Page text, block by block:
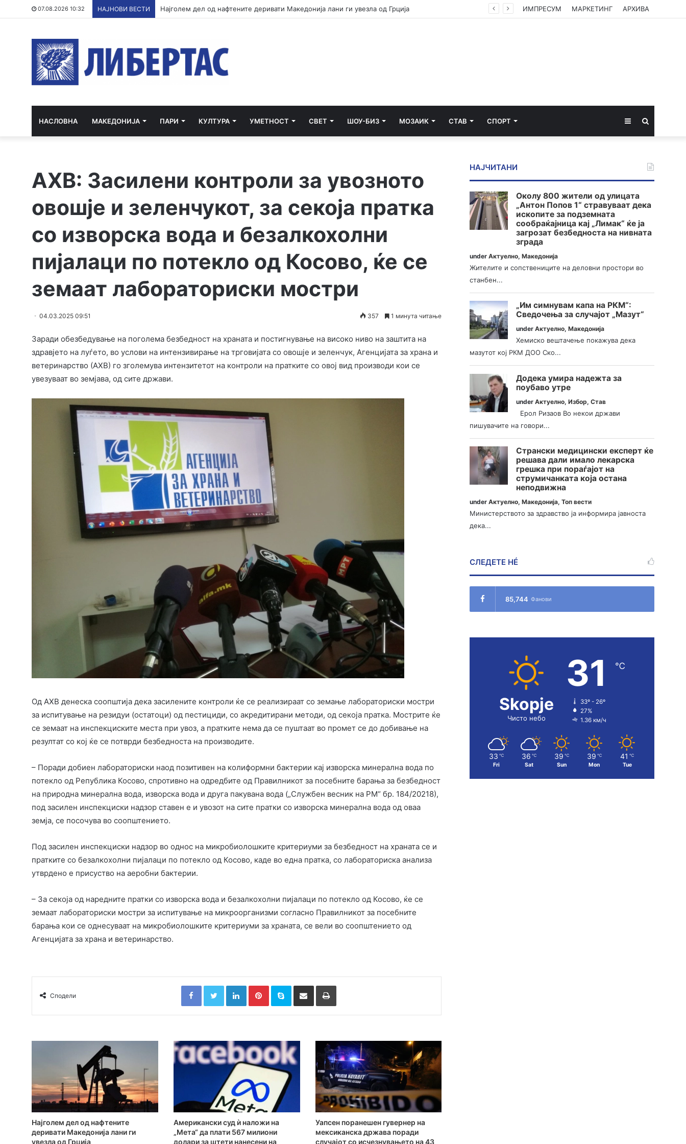
07.08.2026 10:32 НАЈНОВИ ВЕСТИ ИМПРЕСУМ МАРКЕТИНГ АРХИВА
НАСЛОВНА МАКЕДОНИЈА ПАРИ КУЛТУРА УМЕТНОСТ СВЕТ ШОУ-БИЗ МОЗАИК СТАВ СПОРТ Sidebar
АХВ: Засилени контроли за увозното
овошје и зеленчукот, за секоја пратка
со изворска вода и безалкохолни
пијалаци по потекло од Косово, ќе се
земаат лабораториски мостри
04.03.2025 09:51 357 1 минута читање
Заради обезбедување на поголема безбедност на храната и постигнување на високо ниво на заштита на
здравјето на луѓето, во услови на интензивирање на трговијата со овошје и зеленчук, Агенцијата за храна и
ветеринарство (АХВ) го зголемува интензитетот на контроли на пратките со овој вид производи кои се
увезуваат во земјава, од сите држави.
Од АХВ денеска соопштија дека засилените контроли ќе се реализираат со земање лабораториски мостри
за испитување на резидуи (остатоци) од пестициди, со акредитирани методи, од секоја пратка. Мострите ќе
се земаат на инспекциските места при увоз, а пратките нема да се пуштаат во промет се до добивање на
резултат со кој ќе се потврди безбедноста на производите.
– Поради добиен лабораториски наод позитивен на колиформни бактерии кај изворска минерална вода по
потекло од Република Косово, спротивно на одредбите од Правилникот за посебните барања за безбедност
на природна минерална вода, изворска вода и друга пакувана вода („Службен весник на РМ“ бр. 184/20218),
под засилен инспекциски надзор ставен е и увозот на сите пратки со изворска минерална вода од оваа
земја, се посочува во соопштението.
Под засилен инспекциски надзор во однос на микробиолошките критериуми за безбедност на храната се и
пратките со безалкохолни пијалаци по потекло од Косово, каде во една пратка, со лабораториска анализа
утврдено е присуство на аеробни бактерии.
– За секоја од наредните пратки со изворска вода и безалкохолни пијалаци по потекло од Косово, ќе се
земаат лабораториски мостри за испитување на микроорганизми согласно Правилникот за посебните
барања кои се однесуваат на микробиолошките критериуми за храната, се вели во соопштението од
Агенцијата за храна и ветеринарство.
Сподели
FacebookTwitterLinkedInPinterestSkype Сподели преку Е-маил Испринтај
Најголем дел од нафтените
деривати Македонија лани ги
увезла од Грција
Американски суд ѝ наложи на
„Мета“ да плати 567 милиони
долари за штети нанесени на
Уапсен поранешен гувернер на
мексиканска држава поради
случајот со исчезнувањето на 43
НАЈЧИТАНИ
Околу 800 жители од улицата
„Антон Попов 1“ стравуваат дека
ископите за подземната
сообраќајница кај „Лимак“ ќе ја
загрозат безбедноста на нивната
зграда
underАктуелно,Македонија
Жителите и сопствениците на деловни простори во
станбен...
„Им симнувам капа на РКМ“:
Сведочења за случајот „Мазут“
underАктуелно,Македонија
Хемиско вештачење покажува дека
мазутот кој РКМ ДОО Ско...
Додека умира надежта за
поубаво утре
underАктуелно,Избор,Став
Ерол Ризаов Во некои држави
пишувачите на говори...
Странски медицински експерт ќе
решава дали имало лекарска
грешка при пораѓајот на
струмичанката која остана
неподвижна
underАктуелно,Македонија,Топ вести
Министерството за здравство ја информира јавноста
дека...
СЛЕДЕТЕ НÉ
85,744 Фанови
Skopje
Чисто небо
31 ℃
33º - 26º
27%
1.36 км/ч
33 ℃
Fri
36 ℃
Sat
39 ℃
Sun
39 ℃
Mon
41 ℃
Tue